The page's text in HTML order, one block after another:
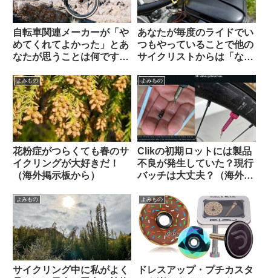
自転車関連メーカーが「や
めてくれてよかった」とあ
なたが思うことは何ですか
あなたが毎度のライドでい
つもやっていることで他の
サイクリストからは「なん
うなことを教えて下さい
【みんな違ってみんない
い】
よみもの
花粉症がつらくても春のサ
イクリングが大好きだ！
（海外掲示板から）
よみもの
Clikの初期ロットには製品
不良が発生していた？現行
バッチは大丈夫？（海外掲
よみもの
サイクリング中に私がよく
よみもの
ドレスアップ・プチカスタ